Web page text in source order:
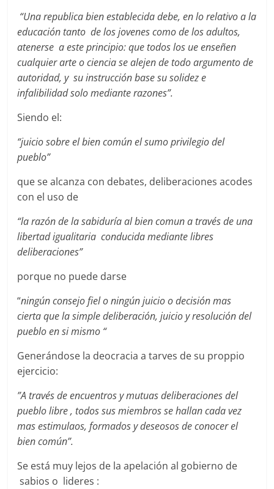
“Una republica bien establecida debe, en lo relativo a la
educación tanto de los jovenes como de los adultos,
atenerse a este principio: que todos los ue enseñen
cualquier arte o ciencia se alejen de todo argumento de
autoridad, y su instrucción base su solidez e
infalibilidad solo mediante razones”.
Siendo el:
“juicio sobre el bien común el sumo privilegio del
pueblo”
que se alcanza con debates, deliberaciones acodes
con el uso de
“la razón de la sabiduría al bien comun a través de una
libertad igualitaria conducida mediante libres
deliberaciones”
porque no puede darse
“ningún consejo fiel o ningún juicio o decisión mas
cierta que la simple deliberación, juicio y resolución del
pueblo en si mismo “
Generándose la deocracia a tarves de su proppio
ejercicio:
”A través de encuentros y mutuas deliberaciones del
pueblo libre , todos sus miembros se hallan cada vez
mas estimulaos, formados y deseosos de conocer el
bien común”.
Se está muy lejos de la apelación al gobierno de
sabios o lideres :